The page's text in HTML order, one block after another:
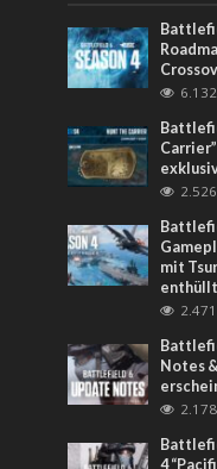
mit
Notes
4